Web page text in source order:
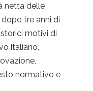
netta delle
tre anni di
motivi di
italiano,
normativo e